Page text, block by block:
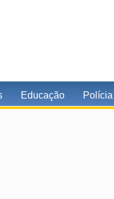
Educação Polícia